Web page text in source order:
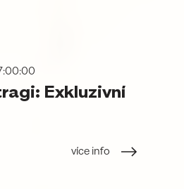
Exkluzivní
více info